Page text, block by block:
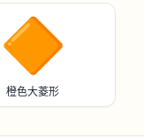
🔶
橙色大菱形